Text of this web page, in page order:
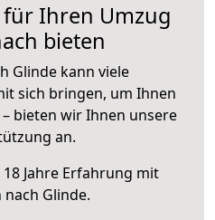
Ihren Umzug
bieten
Glinde kann viele
sich bringen, um Ihnen
bieten wir Ihnen unsere
an.
Jahre Erfahrung mit
nach Glinde.